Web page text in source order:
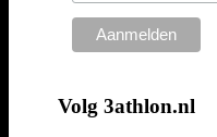
Volg 3athlon.nl